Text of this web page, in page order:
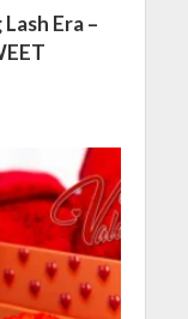
Era –